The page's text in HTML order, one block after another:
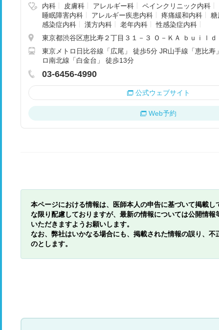
内科 皮膚科 アレルギー科
ペインクリニック内科
睡眠障害内科
アレルギー疾患内科 疼痛緩和内科
糖
感染症内科
漢方内科 老年内科
性感染症内科
東京都渋谷区恵比寿２丁目３１－３ Ｏ－ＫＡ ｂｕｉｌ
東京メトロ日比谷線「広尾」 徒歩5分 JR山手線「恵比寿
ロ南北線「白金台」 徒歩13分
03-6456-4990
公式ウェブサイト
Web予約
本ページにおける情報は、医師本人の申告に基づいて掲載
な限り配慮しておりますが、最新の情報については公開情
いただきますようお願いします。
なお、弊社はいかなる場合にも、掲載された情報の誤り、
のとします。